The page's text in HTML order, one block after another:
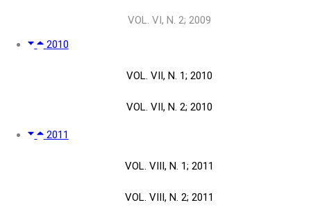
VOL. VI, N. 2; 2009
2010
VOL. VII, N. 1; 2010
VOL. VII, N. 2; 2010
2011
VOL. VIII, N. 1; 2011
VOL. VIII, N. 2; 2011